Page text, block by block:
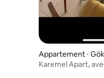
Appartement ⋅
Karemel Apart,